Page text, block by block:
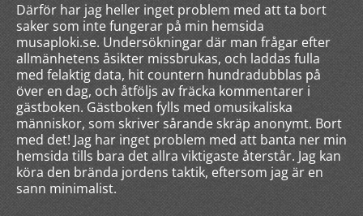
Därför har jag heller inget problem med att ta bort
saker som inte fungerar på min hemsida
musaploki.se. Undersökningar där man frågar efter
allmänhetens åsikter missbrukas, och laddas fulla
med felaktig data, hit countern hundradubblas på
över en dag, och åtföljs av fräcka kommentarer i
gästboken. Gästboken fylls med omusikaliska
människor, som skriver sårande skräp anonymt. Bort
med det! Jag har inget problem med att banta ner min
hemsida tills bara det allra viktigaste återstår. Jag kan
köra den brända jordens taktik, eftersom jag är en
sann minimalist.